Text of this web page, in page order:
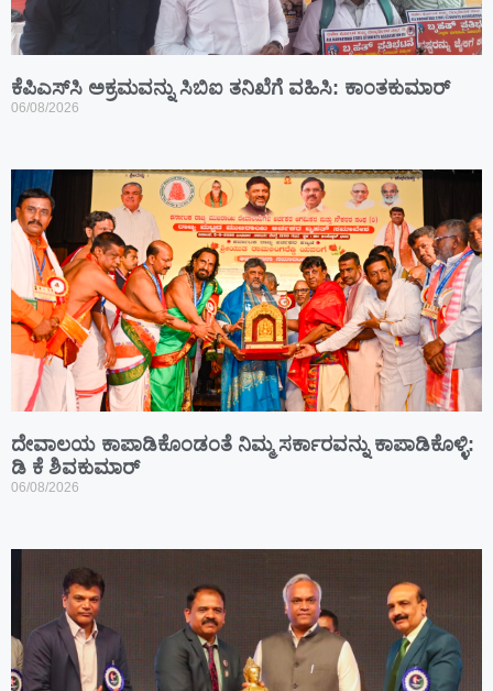
ಕೆಪಿಎಸ್‍ಸಿ ಅಕ್ರಮವನ್ನು ಸಿಬಿಐ ತನಿಖೆಗೆ ವಹಿಸಿ: ಕಾಂತಕುಮಾರ್
06/08/2026
ದೇವಾಲಯ ಕಾಪಾಡಿಕೊಂಡಂತೆ ನಿಮ್ಮ ಸರ್ಕಾರವನ್ನು ಕಾಪಾಡಿಕೊಳ್ಳಿ:
ಡಿ ಕೆ ಶಿವಕುಮಾರ್
06/08/2026